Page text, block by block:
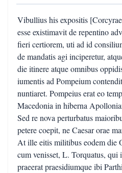
Vibullius his expositis
esse existimavit de repentino
fieri certiorem, uti ad id
de mandatis agi inciperetur,
die itinere atque omnibus
iumentis ad Pompeium
nuntiaret. Pompeius erat eo
Macedonia in hiberna
Sed re nova perturbatus
petere coepit, ne Caesar orae
At ille eitis militibus eodem die
cum venisset, L. Torquatus, qui
praeerat praesidiumque ibi